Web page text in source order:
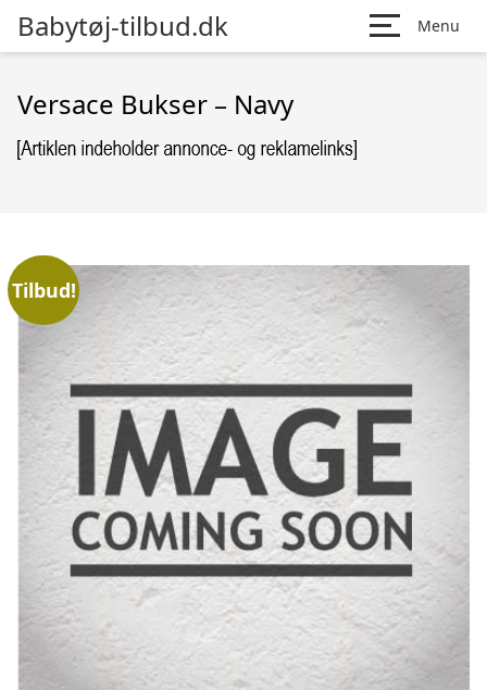
Babytøj-tilbud.dk Menu
Versace Bukser – Navy
Tilbud!